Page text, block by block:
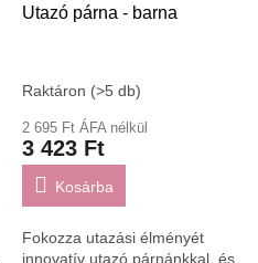
Utazó párna - barna
Raktáron (>5 db)
2 695 Ft ÁFA nélkül
3 423 Ft
Kosárba
Fokozza utazási élményét
innovatív utazó párnánkkal, és